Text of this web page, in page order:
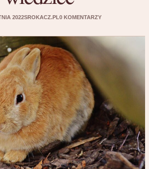
2022SROKACZ.PL0 KOMENTARZY